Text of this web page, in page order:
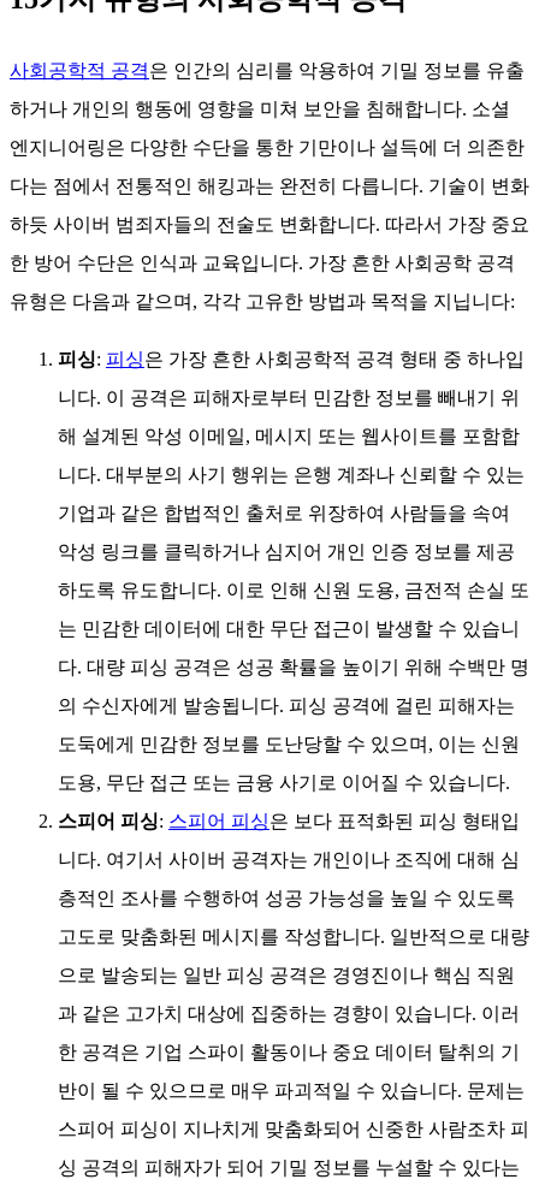
사회공학적 공격은 인간의 심리를 악용하여 기밀 정보를 유출
하거나 개인의 행동에 영향을 미쳐 보안을 침해합니다. 소셜
엔지니어링은 다양한 수단을 통한 기만이나 설득에 더 의존한
다는 점에서 전통적인 해킹과는 완전히 다릅니다. 기술이 변화
하듯 사이버 범죄자들의 전술도 변화합니다. 따라서 가장 중요
한 방어 수단은 인식과 교육입니다. 가장 흔한 사회공학 공격
유형은 다음과 같으며, 각각 고유한 방법과 목적을 지닙니다:
피싱: 피싱은 가장 흔한 사회공학적 공격 형태 중 하나입
니다. 이 공격은 피해자로부터 민감한 정보를 빼내기 위
해 설계된 악성 이메일, 메시지 또는 웹사이트를 포함합
니다. 대부분의 사기 행위는 은행 계좌나 신뢰할 수 있는
기업과 같은 합법적인 출처로 위장하여 사람들을 속여
악성 링크를 클릭하거나 심지어 개인 인증 정보를 제공
하도록 유도합니다. 이로 인해 신원 도용, 금전적 손실 또
는 민감한 데이터에 대한 무단 접근이 발생할 수 있습니
다. 대량 피싱 공격은 성공 확률을 높이기 위해 수백만 명
의 수신자에게 발송됩니다. 피싱 공격에 걸린 피해자는
도둑에게 민감한 정보를 도난당할 수 있으며, 이는 신원
도용, 무단 접근 또는 금융 사기로 이어질 수 있습니다.
스피어 피싱: 스피어 피싱은 보다 표적화된 피싱 형태입
니다. 여기서 사이버 공격자는 개인이나 조직에 대해 심
층적인 조사를 수행하여 성공 가능성을 높일 수 있도록
고도로 맞춤화된 메시지를 작성합니다. 일반적으로 대량
으로 발송되는 일반 피싱 공격은 경영진이나 핵심 직원
과 같은 고가치 대상에 집중하는 경향이 있습니다. 이러
한 공격은 기업 스파이 활동이나 중요 데이터 탈취의 기
반이 될 수 있으므로 매우 파괴적일 수 있습니다. 문제는
스피어 피싱이 지나치게 맞춤화되어 신중한 사람조차 피
싱 공격의 피해자가 되어 기밀 정보를 누설할 수 있다는